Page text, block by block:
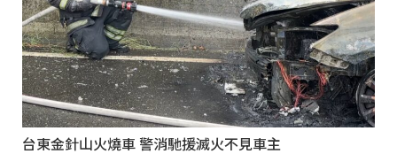
台東金針山火燒車 警消馳援滅火不見車主